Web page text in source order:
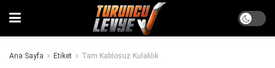
Ana Sayfa Etiket Tam Kablosuz Kulaklık